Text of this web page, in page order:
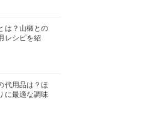
は？山椒との
レシピを紹
代用品は？ほ
に最適な調味